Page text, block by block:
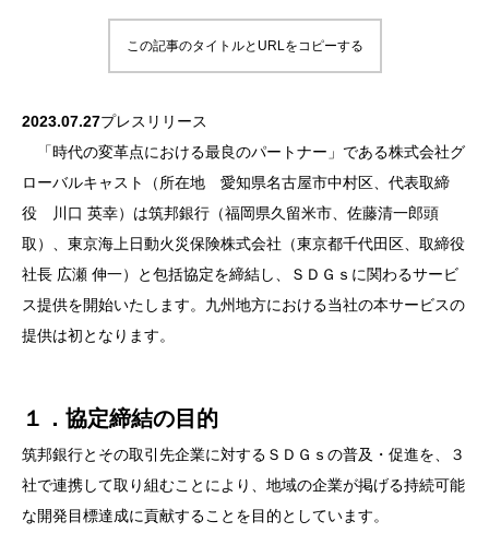
この記事のタイトルとURLをコピーする
2023.07.27プレスリリース
「時代の変革点における最良のパートナー」である株式会社グ
ローバルキャスト（所在地 愛知県名古屋市中村区、代表取締
役 川口 英幸）は筑邦銀行（福岡県久留米市、佐藤清一郎頭
取）、東京海上日動火災保険株式会社（東京都千代田区、取締役
社長 広瀬 伸一）と包括協定を締結し、ＳＤＧｓに関わるサービ
ス提供を開始いたします。九州地方における当社の本サービスの
提供は初となります。
１．協定締結の目的
筑邦銀行とその取引先企業に対するＳＤＧｓの普及・促進を、３
社で連携して取り組むことにより、地域の企業が掲げる持続可能
な開発目標達成に貢献することを目的としています。